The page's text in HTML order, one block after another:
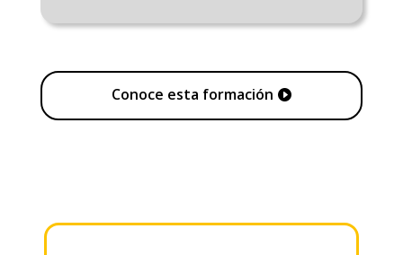
Conoce esta formación